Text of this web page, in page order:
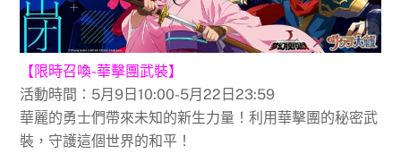
【限時召喚-華擊團武裝】
活動時間：5月9日10:00-5月22日23:59
華麗的勇士們帶來未知的新生力量！利用華擊團的秘密武
裝，守護這個世界的和平！